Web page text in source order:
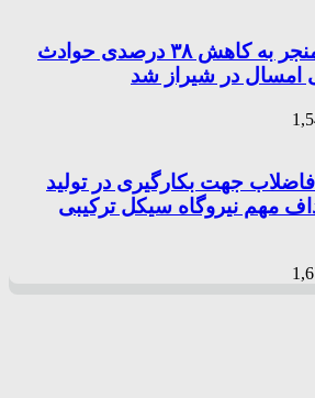
فرهنگ سازی منجر به کاهش ۳۸ درصدی حوادث
در شیراز شد
فاضلاب جهت بکارگیری در تولید
مهم نیروگاه سیکل ترکیبی